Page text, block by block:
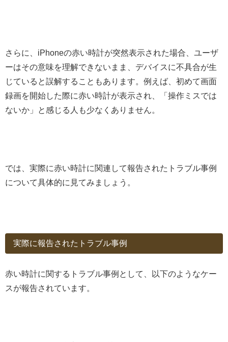
さらに、iPhoneの赤い時計が突然表示された場合、ユーザ
ーはその意味を理解できないまま、デバイスに不具合が生
じていると誤解することもあります。例えば、初めて画面
録画を開始した際に赤い時計が表示され、「操作ミスでは
ないか」と感じる人も少なくありません。
では、実際に赤い時計に関連して報告されたトラブル事例
について具体的に見てみましょう。
実際に報告されたトラブル事例
赤い時計に関するトラブル事例として、以下のようなケー
スが報告されています。